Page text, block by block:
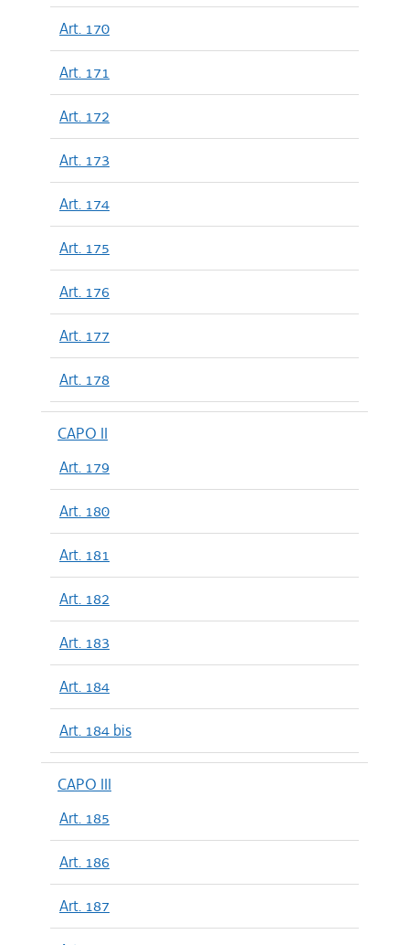
Art. 170
Art. 171
Art. 172
Art. 173
Art. 174
Art. 175
Art. 176
Art. 177
Art. 178
CAPO II
Art. 179
Art. 180
Art. 181
Art. 182
Art. 183
Art. 184
Art. 184 bis
CAPO III
Art. 185
Art. 186
Art. 187